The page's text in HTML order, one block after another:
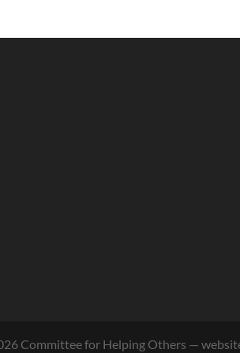
Committee for Helping Others —